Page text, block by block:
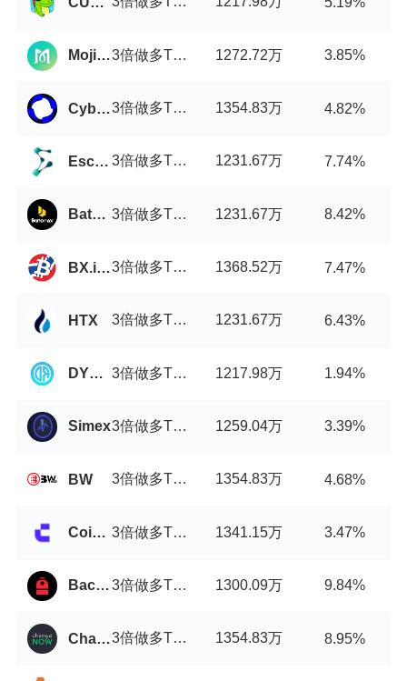
MojitoSwap 3倍做多TRYB币/USDT 1272.72万 3.85%
Cyberperp 3倍做多TRYB币/USDT 1354.83万 4.82%
Escodex 3倍做多TRYB币/USDT 1231.67万 7.74%
Batonex 3倍做多TRYB币/USDT 1231.67万 8.42%
BX.in.th 3倍做多TRYB币/USDT 1368.52万 7.47%
HTX 3倍做多TRYB币/USDT 1231.67万 6.43%
DYORSwap 3倍做多TRYB币/USDT 1217.98万 1.94%
Simex 3倍做多TRYB币/USDT 1259.04万 3.39%
BW 3倍做多TRYB币/USDT 1354.83万 4.68%
Coinw 3倍做多TRYB币/USDT 1341.15万 3.47%
Backpack 3倍做多TRYB币/USDT 1300.09万 9.84%
ChangeNOW 3倍做多TRYB币/USDT 1354.83万 8.95%